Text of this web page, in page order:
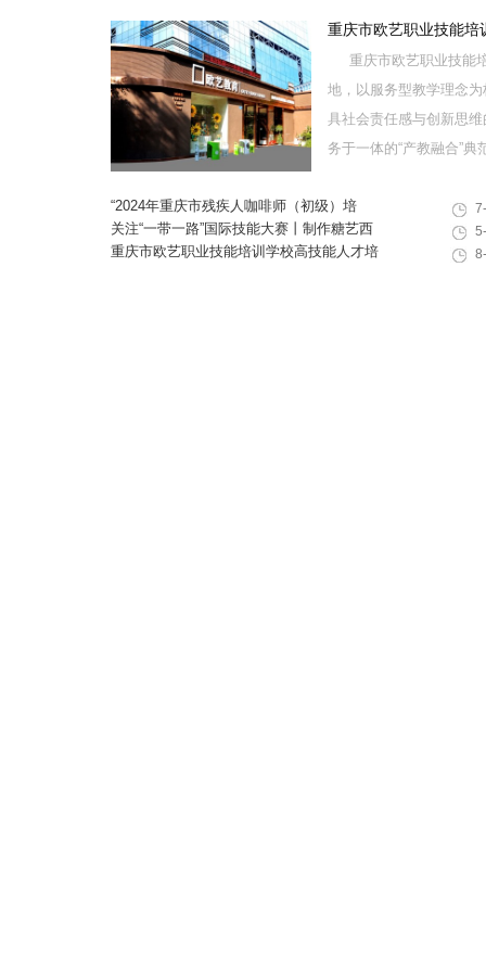
重庆市欧艺职业技能培
重庆市欧艺职业技能
地，以服务型教学理念
具社会责任感与创新思
务于一体的“产教融合”典
“2024年重庆市残疾人咖啡师（初级）培
训”职业技能提升计划活动
关注“一带一路”国际技能大赛丨制作糖艺西
点，看手艺更考验审美
重庆市欧艺职业技能培训学校高技能人才培